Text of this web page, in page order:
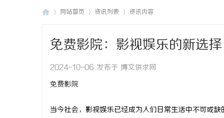
网站首页 资讯列表 资讯内容
免费影院：影视娱乐的新选择
2024-10-06 发布于 博文供求网
免费影院
当今社会，影视娱乐已经成为人们日常生活中不可或